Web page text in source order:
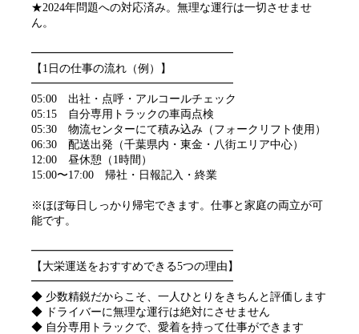
★2024年問題への対応済み。無理な運行は一切させませ
ん。
━━━━━━━━━━━━━━━━━━
【1日の仕事の流れ（例）】
━━━━━━━━━━━━━━━━━━
05:00 出社・点呼・アルコールチェック
05:15 自分専用トラックの車両点検
05:30 物流センターにて積み込み（フォークリフト使用）
06:30 配送出発（千葉県内・東金・八街エリア中心）
12:00 昼休憩（1時間）
15:00〜17:00 帰社・日報記入・終業
※ほぼ毎日しっかり帰宅できます。仕事と家庭の両立が可
能です。
━━━━━━━━━━━━━━━━━━
【大栄運送をおすすめできる5つの理由】
━━━━━━━━━━━━━━━━━━
◆ 少数精鋭だからこそ、一人ひとりをきちんと評価します
◆ ドライバーに無理な運行は絶対にさせません
◆ 自分専用トラックで、愛着を持って仕事ができます